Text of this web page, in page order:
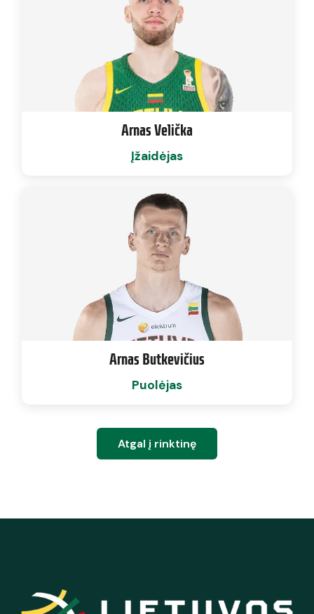
Arnas Velička
Įžaidėjas
Arnas Butkevičius
Puolėjas
Atgal į rinktinę